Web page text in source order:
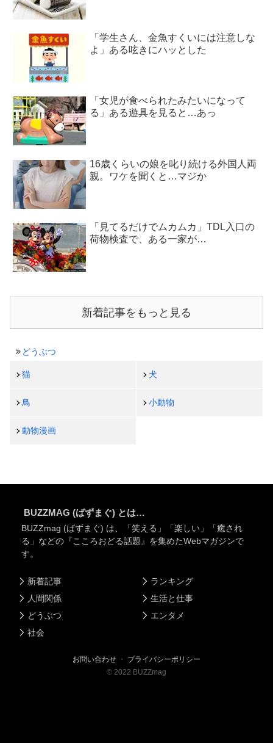
「学生さん、金魚すくいには注意しな
よ」ある呟きにハッとした
「女児が食べられたみたいになって
る」ある遊具を見ると…あっ
16歳くらいの娘を叱り続ける外国人両
親。ワケを聞くと…マジか
「見てるだけでムカムカ」TDL入口の
荷物検査で、ある一家が…
新着記事をもっと見る
どうぶつ
猫 犬
鳥 小動物
動物漫画
BUZZMAG (ばずまぐ) とは…
BUZZmag (ばずまぐ) は、「笑える」「楽しい」「癒され
る」などの『こころおどる話題』を集めたWebマガジンで
す。
新着記事
人間関係
どうぶつ
社会
ランキング
生活と仕事
エンタメ
お問い合わせ ・ プライバシーポリシー
© 2022 BUZZmag